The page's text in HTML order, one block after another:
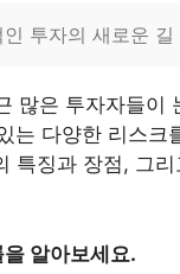
투자의 새로운 길
많은 투자자들이
는 다양한 리스
특징과 장점, 그
알아보세요.